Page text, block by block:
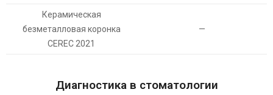
Керамическая
безметалловая коронка
CEREC 2021
—
Диагностика в стоматологии